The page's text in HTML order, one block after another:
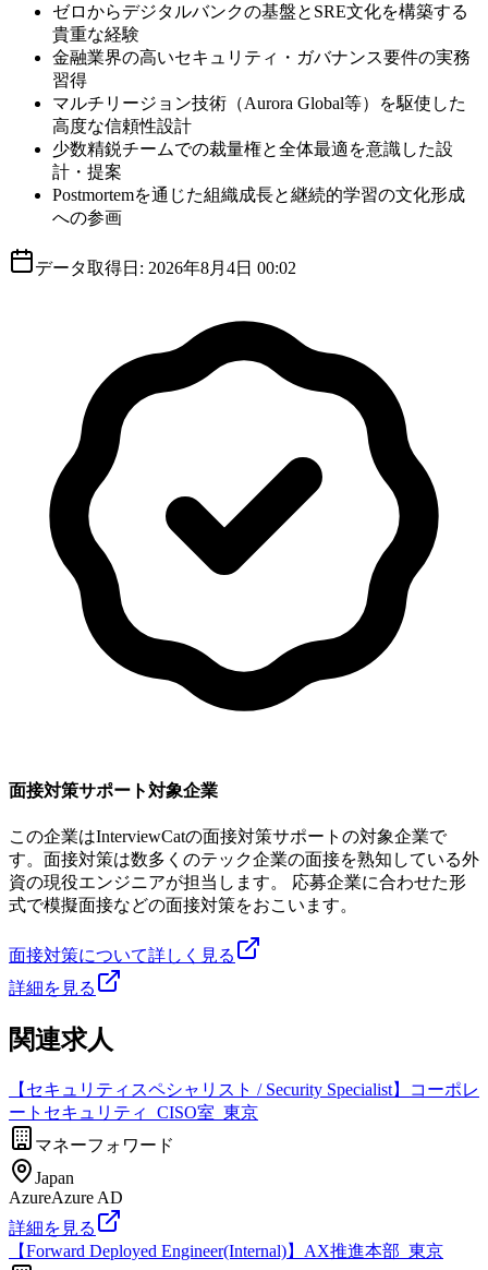
ゼロからデジタルバンクの基盤とSRE文化を構築する
貴重な経験
金融業界の高いセキュリティ・ガバナンス要件の実務
習得
マルチリージョン技術（Aurora Global等）を駆使した
高度な信頼性設計
少数精鋭チームでの裁量権と全体最適を意識した設
計・提案
Postmortemを通じた組織成長と継続的学習の文化形成
への参画
データ取得日: 2026年8月4日 00:02
面接対策サポート対象企業
この企業はInterviewCatの面接対策サポートの対象企業で
す。面接対策は数多くのテック企業の面接を熟知している外
資の現役エンジニアが担当します。 応募企業に合わせた形
式で模擬面接などの面接対策をおこいます。
面接対策について詳しく見る
詳細を見る
関連求人
【セキュリティスペシャリスト / Security Specialist】コーポレ
ートセキュリティ_CISO室_東京
マネーフォワード
Japan
AzureAzure AD
詳細を見る
【Forward Deployed Engineer(Internal)】AX推進本部_東京